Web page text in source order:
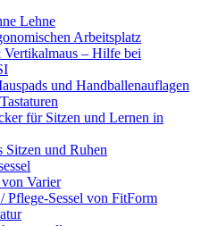
Lehne
Arbeitsplatz
– Hilfe bei
und Handballenauflagen
für Sitzen und Lernen in
Sitzen und Ruhen
von Varier
Pflege-Sessel von FitForm